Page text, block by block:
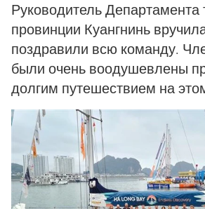
Руководитель Департамента
провинции Куангнинь
поздравили всю команду.
были очень воодушевлены
долгим путешествием на